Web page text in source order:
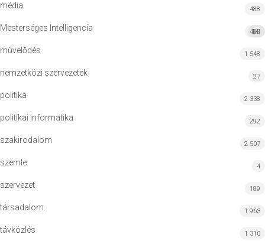
média 488
Mesterséges Intelligencia MI
422
művelődés 1 548
nemzetközi szervezetek 27
politika 2 338
politikai informatika 292
szakirodalom 2 507
szemle 4
szervezet 189
társadalom 1 963
távközlés 1 310